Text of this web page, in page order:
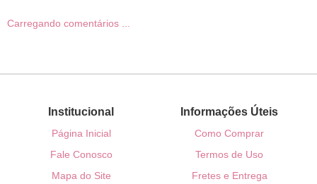
Carregando comentários ...
Institucional
Página Inicial
Fale Conosco
Mapa do Site
Informações Úteis
Como Comprar
Termos de Uso
Fretes e Entrega